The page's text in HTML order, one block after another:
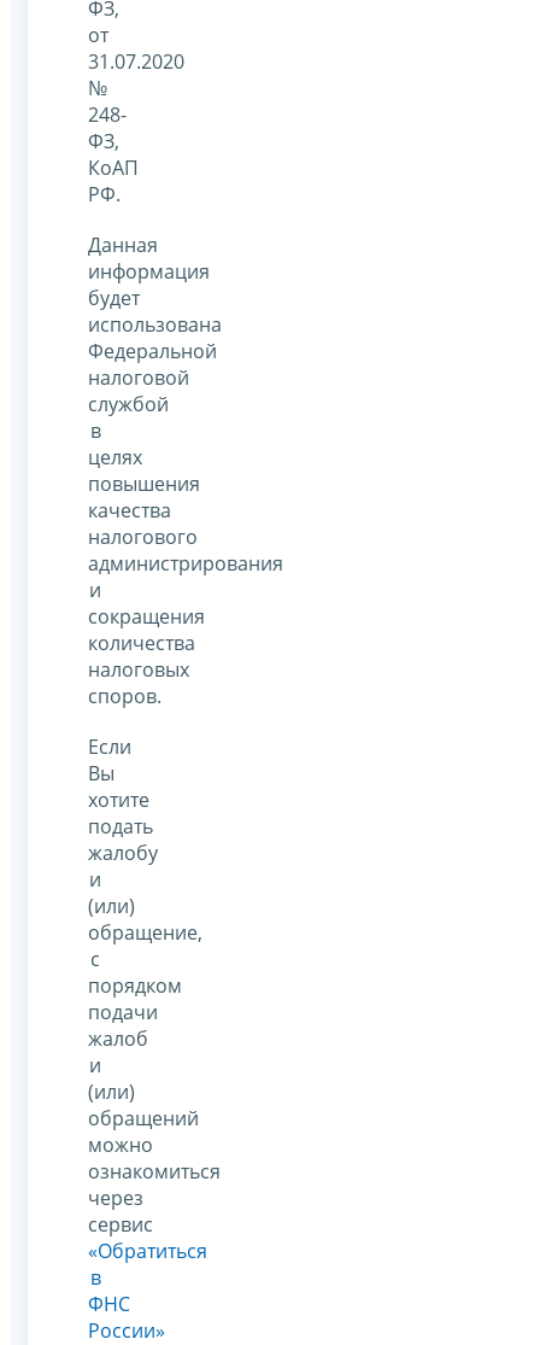
ФЗ,
от
31.07.2020
№
248-
ФЗ,
КоАП
РФ.
Данная
информация
будет
использована
Федеральной
налоговой
службой
в
целях
повышения
качества
налогового
администрирования
и
сокращения
количества
налоговых
споров.
Если
Вы
хотите
подать
жалобу
и
(или)
обращение,
с
порядком
подачи
жалоб
и
(или)
обращений
можно
ознакомиться
через
сервис
«Обратиться
в
ФНС
России»